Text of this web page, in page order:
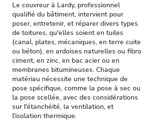
Le couvreur à Lardy, professionnel
qualifié du bâtiment, intervient pour
poser, entretenir, et réparer divers types
de toitures, qu'elles soient en tuiles
(canal, plates, mécaniques, en terre cuite
ou béton), en ardoises naturelles ou fibro
ciment, en zinc, en bac acier ou en
membranes bitumineuses. Chaque
matériau nécessite une technique de
pose spécifique, comme la pose à sec ou
la pose scellée, avec des considérations
sur l'étanchéité, la ventilation, et
l'isolation thermique.